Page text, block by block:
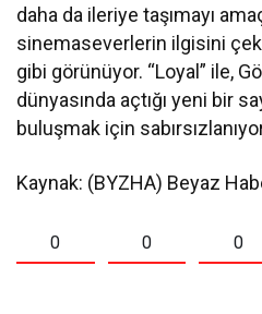
daha da ileriye taşımayı
sinemaseverlerin ilgisini
gibi görünüyor. “Loyal” ile,
dünyasında açtığı yeni bir
buluşmak için
Kaynak: (BYZHA) Beyaz
0 0 0